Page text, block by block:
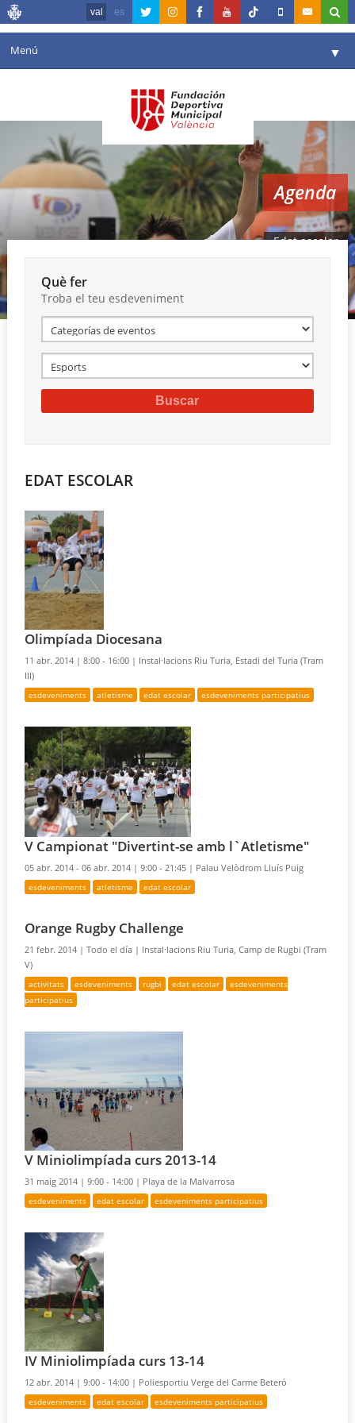
val es
Menú ▼
Agenda
Instal·lacions
Comunicació ▼
València en esport ▼
Reserves
Agenda
Edat escolar
Què fer
Troba el teu esdeveniment
EDAT ESCOLAR
Olimpíada Diocesana
11 abr. 2014 |8:00 - 16:00 | Instal·lacions Riu Turia, Estadi del Turia (Tram
III)
esdeveniments atletisme edat escolar esdeveniments participatius
V Campionat "Divertint-se amb l`Atletisme"
05 abr. 2014 - 06 abr. 2014 |9:00 - 21:45 | Palau Velòdrom Lluís Puig
esdeveniments atletisme edat escolar
Orange Rugby Challenge
21 febr. 2014 |Todo el día | Instal·lacions Riu Turia, Camp de Rugbi (Tram
V)
activitats esdeveniments rugbi edat escolar
esdeveniments
participatius
V Miniolimpíada curs 2013-14
31 maig 2014 |9:00 - 14:00 | Playa de la Malvarrosa
esdeveniments edat escolar esdeveniments participatius
IV Miniolimpíada curs 13-14
12 abr. 2014 |9:00 - 14:00 | Poliesportiu Verge del Carme Beteró
esdeveniments edat escolar esdeveniments participatius